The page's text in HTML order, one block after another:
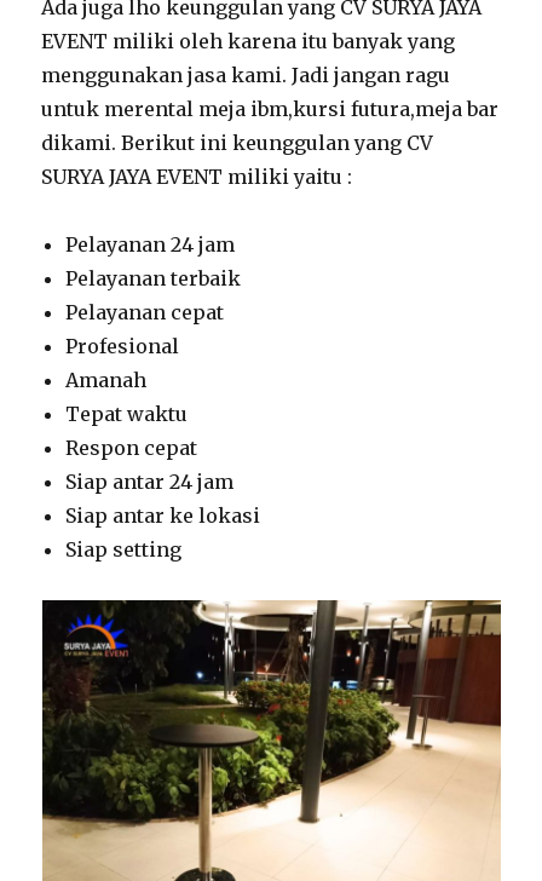
Ada juga lho keunggulan yang CV SURYA JAYA
EVENT miliki oleh karena itu banyak yang
menggunakan jasa kami. Jadi jangan ragu
untuk merental meja ibm,kursi futura,meja bar
dikami. Berikut ini keunggulan yang CV
SURYA JAYA EVENT miliki yaitu :
Pelayanan 24 jam
Pelayanan terbaik
Pelayanan cepat
Profesional
Amanah
Tepat waktu
Respon cepat
Siap antar 24 jam
Siap antar ke lokasi
Siap setting